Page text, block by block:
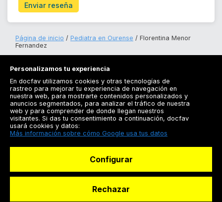
Enviar reseña
Página de inicio Pediatra en Ourense
Florentina Menor
Fernandez
Registrarse
Docfav
Personalizamos tu experiencia
En docfav utilizamos cookies y otras tecnologías de
rastreo para mejorar tu experiencia de navegación en
nuestra web, para mostrarte contenidos personalizados y
anuncios segmentados, para analizar el tráfico de nuestra
web y para comprender de donde llegan nuestros
visitantes. Si das tu consentimiento a continuación, docfav
usará cookies y datos:
Más información sobre cómo Google usa tus datos
Configurar
Rechazar